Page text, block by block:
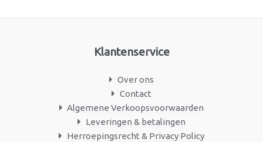
Klantenservice
Over ons
Contact
Algemene Verkoopsvoorwaarden
Leveringen & betalingen
Herroepingsrecht & Privacy Policy